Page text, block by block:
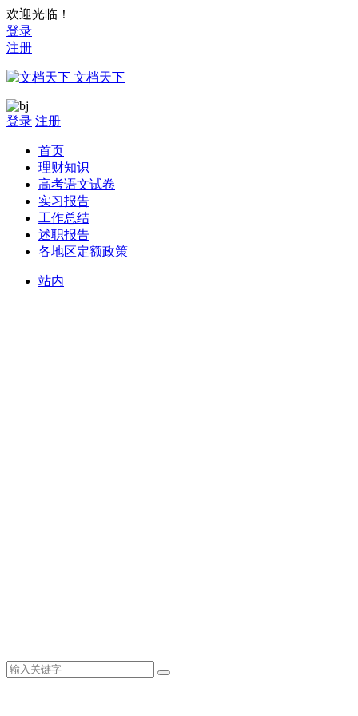
欢迎光临！
登录
注册
文档天下
登录 注册
首页
理财知识
高考语文试卷
实习报告
工作总结
述职报告
各地区定额政策
站内